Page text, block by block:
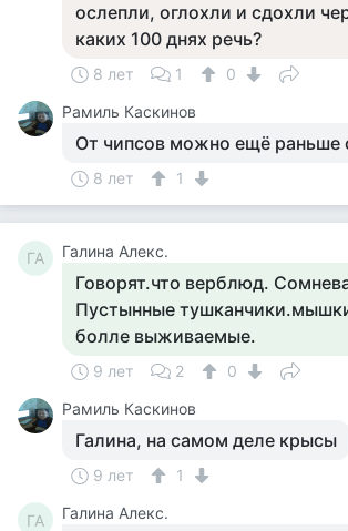
ослепли, оглохли и сдохли
каких 100 днях речь?
8 лет 1
0
Рамиль Каскинов
От чипсов можно ещё раньше
8 лет 1
ГА Галина Алекс.
Говорят.что верблюд.
Пустынные
болле выживаемые.
9 лет 2
0
Рамиль Каскинов
Галина, на самом деле крысы
9 лет 1
ГА Галина Алекс.